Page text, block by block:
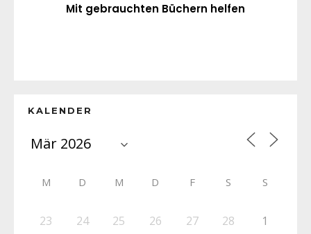
Mit gebrauchten Büchern helfen
KALENDER
M D M D F S S
23 24 25 26 27 28 1